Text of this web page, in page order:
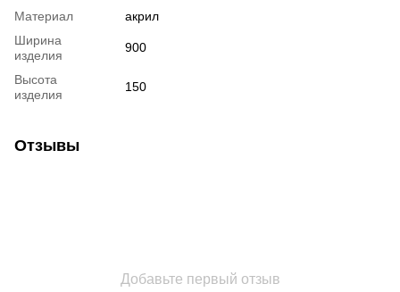
Материал
акрил
Ширина
изделия
900
Высота
изделия
150
Отзывы
Добавьте первый отзыв